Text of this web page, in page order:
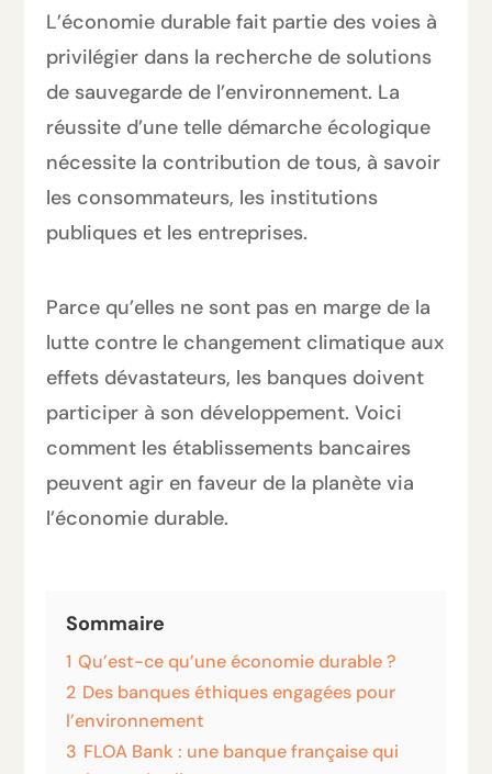
L’économie durable fait partie des voies à
privilégier dans la recherche de solutions
de sauvegarde de l’environnement. La
réussite d’une telle démarche écologique
nécessite la contribution de tous, à savoir
les consommateurs, les institutions
publiques et les entreprises.
Parce qu’elles ne sont pas en marge de la
lutte contre le changement climatique aux
effets dévastateurs, les banques doivent
participer à son développement. Voici
comment les établissements bancaires
peuvent agir en faveur de la planète via
l’économie durable.
Sommaire
1 Qu’est-ce qu’une économie durable ?
2 Des banques éthiques engagées pour
l’environnement
3 FLOA Bank : une banque française qui